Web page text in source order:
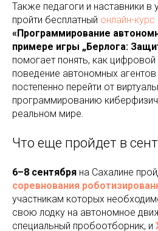
Также педагоги и наставники
пройти бесплатный онлайн-
«Программирование
примере игры „Берлога:
помогает понять, как цифровой
поведение автономных
постепенно перейти от
программированию
реальном мире.
Что еще пройдет в
6–8 сентября на Сахалине
соревнования
участникам которых
свою лодку на автономное
специальный пробоотборник, и